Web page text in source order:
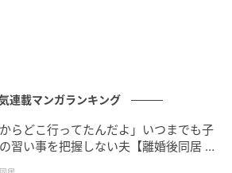
独自に実施したアンケートで集
をもとに記事化しています（回答
連載マンガランキング
からどこ行ってたんだよ」いつまでも子
習い事を把握しない夫【離婚後同居 Vo